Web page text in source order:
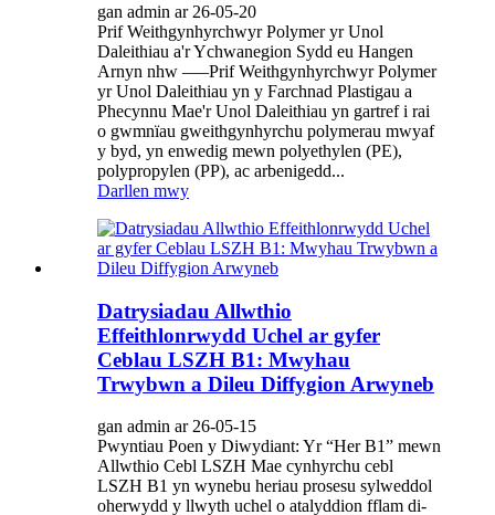
gan admin ar 26-05-20
Prif Weithgynhyrchwyr Polymer yr Unol
Daleithiau a'r Ychwanegion Sydd eu Hangen
Arnyn nhw —–Prif Weithgynhyrchwyr Polymer
yr Unol Daleithiau yn y Farchnad Plastigau a
Phecynnu Mae'r Unol Daleithiau yn gartref i rai
o gwmnïau gweithgynhyrchu polymerau mwyaf
y byd, yn enwedig mewn polyethylen (PE),
polypropylen (PP), ac arbenigedd...
Darllen mwy
Datrysiadau Allwthio
Effeithlonrwydd Uchel ar gyfer
Ceblau LSZH B1: Mwyhau
Trwybwn a Dileu Diffygion Arwyneb
gan admin ar 26-05-15
Pwyntiau Poen y Diwydiant: Yr “Her B1” mewn
Allwthio Cebl LSZH Mae cynhyrchu cebl
LSZH B1 yn wynebu heriau prosesu sylweddol
oherwydd y llwyth uchel o atalyddion fflam di-